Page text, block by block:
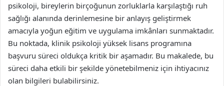
psikoloji, bireylerin birçoğunun zorluklarla karşılaştığı ruh
sağlığı alanında derinlemesine bir anlayış geliştirmek
amacıyla yoğun eğitim ve uygulama imkânları sunmaktadır.
Bu noktada, klinik psikoloji yüksek lisans programına
başvuru süreci oldukça kritik bir aşamadır. Bu makalede, bu
süreci daha etkili bir şekilde yönetebilmeniz için ihtiyacınız
olan bilgileri bulabilirsiniz.